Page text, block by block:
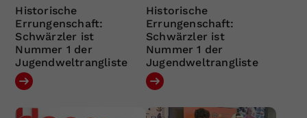
Historische
Errungenschaft:
Schwärzler ist
Nummer 1 der
Jugendweltrangliste
Historische
Errungenschaft:
Schwärzler ist
Nummer 1 der
Jugendweltrangliste